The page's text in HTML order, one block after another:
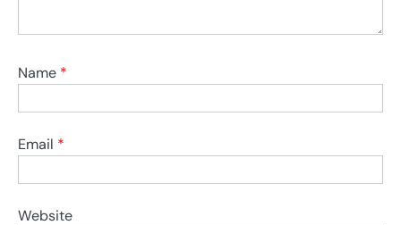
Name *
Email *
Website